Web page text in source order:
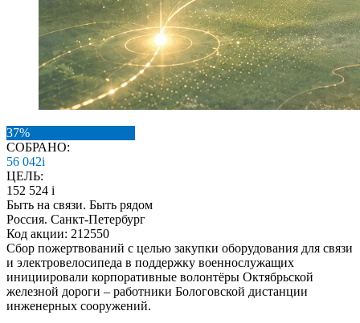
37%
СОБРАНО:
56 042i
ЦЕЛЬ:
152 524 i
Быть на связи. Быть рядом
Россия. Санкт-Петербург
Код акции: 212550
Сбор пожертвований с целью закупки оборудования для связи
и электровелосипеда в поддержку военнослужащих
инициировали корпоративные волонтёры Октябрьской
железной дороги – работники Бологовской дистанции
инженерных сооружений.